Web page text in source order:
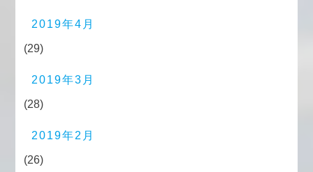
2019年4月
(29)
2019年3月
(28)
2019年2月
(26)